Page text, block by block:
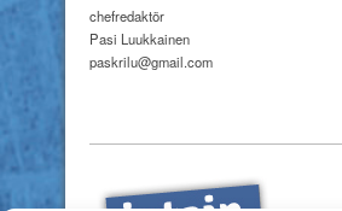
chefredaktör
Pasi Luukkainen
paskrilu@gmail.com